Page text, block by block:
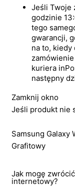
Jeśli Twoje
godzinie
tego
gwarancji,
na to, kiedy
kuriera
następny
Zamknij okno
Jeśli produkt nie
Samsung Galaxy
Grafitowy
Jak mogę
internetowy?